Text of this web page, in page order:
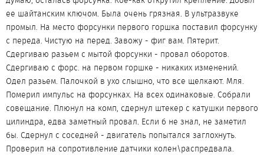
ее шайтанским ключом. Была очень грязная. В ультразвуке
промыл. На место форсунки первого горшка поставил форсунку
с переда. Чистую на перед. Завожу - фиг вам. Пятерит.
Сдергиваю разьем с мытой форсунки - провал оборотов.
Сдергиваю с форс. на первом горшке - никаких изменений.
Одел разьем. Палочкой в ухо слышно, что все щелкают. Мля.
Померил импульс на форсунках. На всех одинаковые. Собрали
совещание. Плюнул на комп, сдернул штекер с катушки первого
цилиндра, едва заметный провал. Если б не знал, не заметил
бы. Сдернул с соседней - двигатель попытался заглохнуть.
Проверил на сопротивление датчики колен\распредвала.